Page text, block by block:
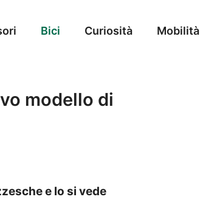
Bici Curiosità Mobilità
modello di
e lo si vede